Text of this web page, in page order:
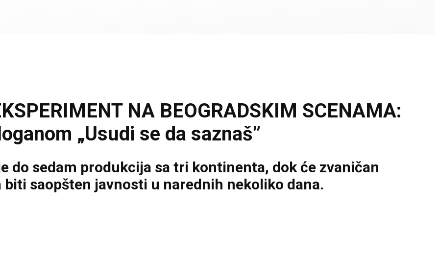
NA BEOGRADSKIM SCENAMA:
„Usudi se da saznaš”
do sedam produkcija sa tri kontinenta, dok će zvaničan
saopšten javnosti u narednih nekoliko dana.